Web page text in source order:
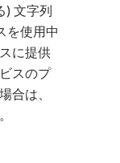
) 文字列
を使用中
に提供
スのプ
合は、